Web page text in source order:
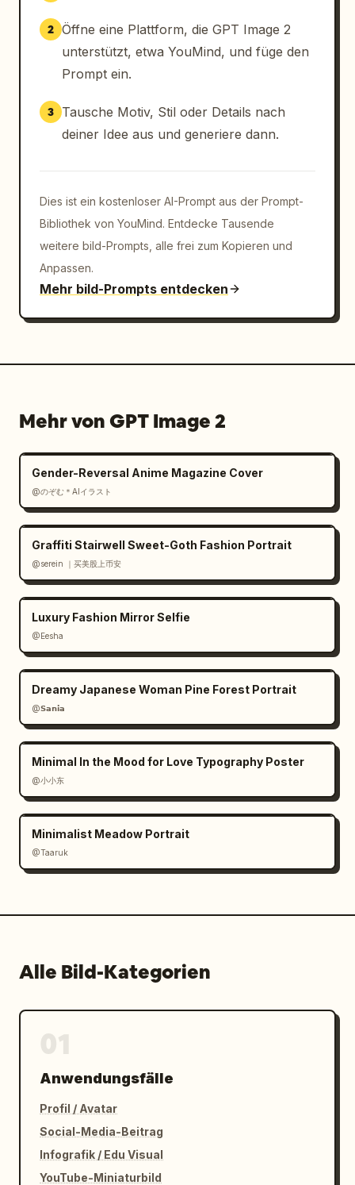
2 Öffne eine Plattform, die GPT Image 2
unterstützt, etwa YouMind, und füge den
Prompt ein.
3
Tausche Motiv, Stil oder Details nach
deiner Idee aus und generiere dann.
Dies ist ein kostenloser AI-Prompt aus der Prompt-
Bibliothek von YouMind. Entdecke Tausende
weitere bild-Prompts, alle frei zum Kopieren und
Anpassen.
Mehr bild-Prompts entdecken
Mehr von GPT Image 2
Gender-Reversal Anime Magazine Cover
@のぞむ＊AIイラスト
Graffiti Stairwell Sweet-Goth Fashion Portrait
@serein ｜买美股上币安
Luxury Fashion Mirror Selfie
@Eesha
Dreamy Japanese Woman Pine Forest Portrait
@𝗦𝗮𝗻𝗶𝗮
Minimal In the Mood for Love Typography Poster
@小小东
Minimalist Meadow Portrait
@Taaruk
Alle Bild-Kategorien
Anwendungsfälle
Profil / Avatar
Social-Media-Beitrag
Infografik / Edu Visual
YouTube-Miniaturbild